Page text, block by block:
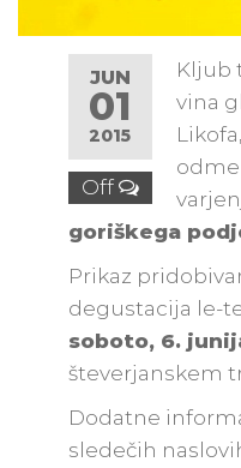
JUN
01
2015
Off
Kljub
vina
goriškega
Prikaz
degustacija le-
soboto, 6.
števerjanskem
Dodatne
sledečih